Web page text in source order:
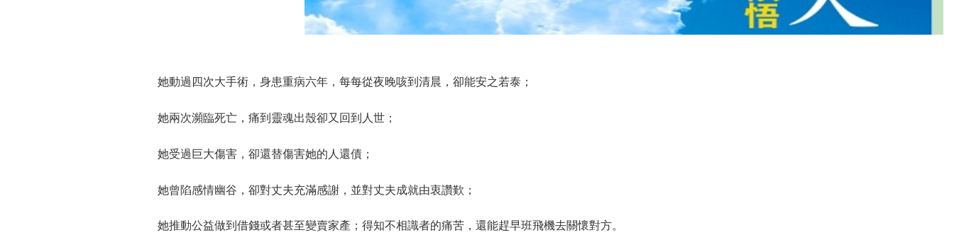
她動過四次大手術，身患重病六年，每每從夜晚咳到清晨，卻能安之若泰；
她兩次瀕臨死亡，痛到靈魂出殼卻又回到人世；
她受過巨大傷害，卻還替傷害她的人還債；
她曾陷感情幽谷，卻對丈夫充滿感謝，並對丈夫成就由衷讚歎；
她推動公益做到借錢或者甚至變賣家產；得知不相識者的痛苦，還能趕早班飛機去關懷對方。